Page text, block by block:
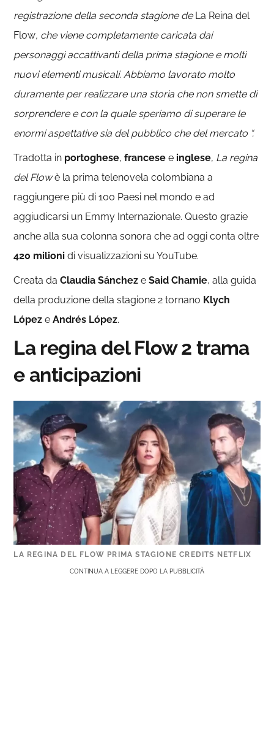
registrazione della seconda stagione de La Reina del
Flow, che viene completamente caricata dai
personaggi accattivanti della prima stagione e molti
nuovi elementi musicali. Abbiamo lavorato molto
duramente per realizzare una storia che non smette di
sorprendere e con la quale speriamo di superare le
enormi aspettative sia del pubblico che del mercato “.
Tradotta in portoghese,francese e inglese, La regina
del Flowè la prima telenovela colombiana a
raggiungere più di 100 Paesi nel mondo e ad
aggiudicarsi un Emmy Internazionale. Questo grazie
anche alla sua colonna sonora che ad oggi conta oltre
420 milioni di visualizzazioni su YouTube.
Creata daClaudia Sánchez eSaid Chamie, alla guida
della produzione della stagione 2 tornano Klych
López eAndrés López.
La regina del Flow 2 trama
e anticipazioni
LA REGINA DEL FLOW PRIMA STAGIONE CREDITS NETFLIX
CONTINUA A LEGGERE DOPO LA PUBBLICITÀ